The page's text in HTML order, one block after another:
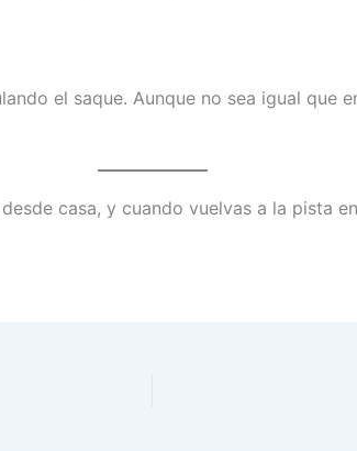
el saque. Aunque no sea igual que
casa, y cuando vuelvas a la pista